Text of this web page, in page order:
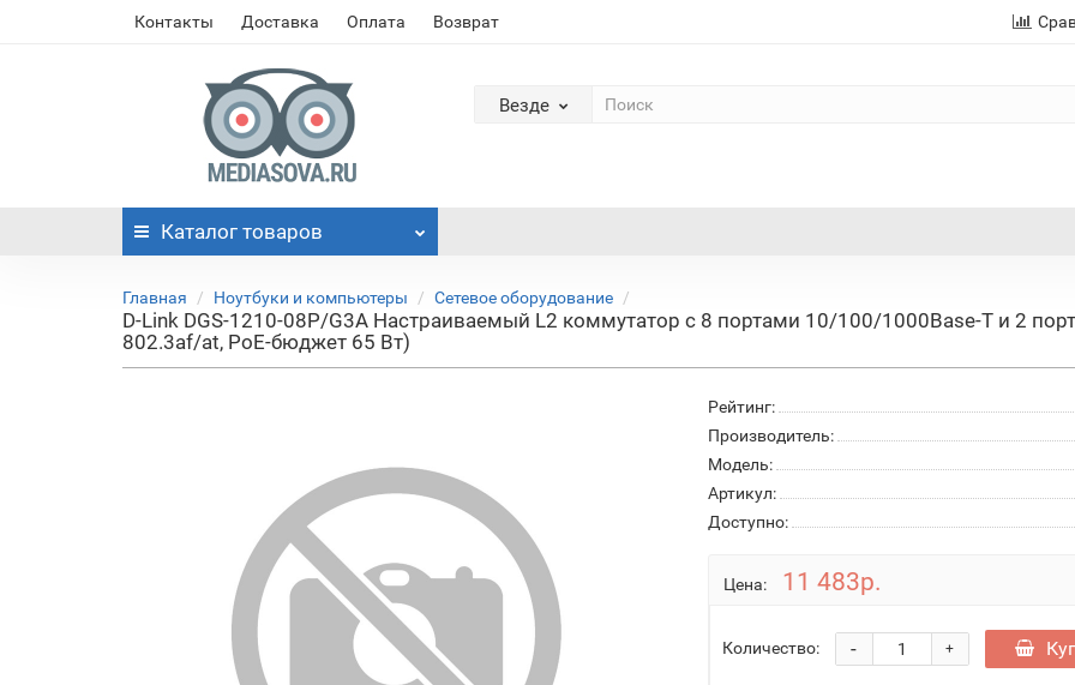
Контакты Доставка Оплата Возврат
Везде
Каталог товаров
Главная Ноутбуки и компьютеры Сетевое оборудование
D-Link DGS-1210-08P/G3A Настраиваемый L2 коммутатор с 8 портами 10/100/1000Base-T и 2
802.3af/at, PoE-бюджет 65 Вт)
Рейтинг:
Производитель:
Модель:
Артикул:
Доступно:
Цена: 11 483р.
Количество: +
-